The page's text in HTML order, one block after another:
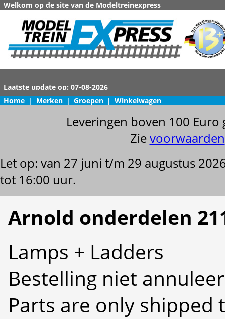
Welkom op de site van de Modeltreinexpress
Home | Merken | Groepen | Winkelwagen
Leveringen boven 100
Zievoorwaarden
Let op: van 27 juni t/m 29 augustus
tot 16:00 uur.
Arnold onderdelen
Lamps + Ladders
Bestelling niet
Parts are only shipped